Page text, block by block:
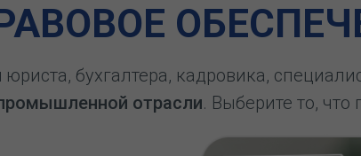
юриста, бухгалтера, кадровика,
отрасли. Выберите то,